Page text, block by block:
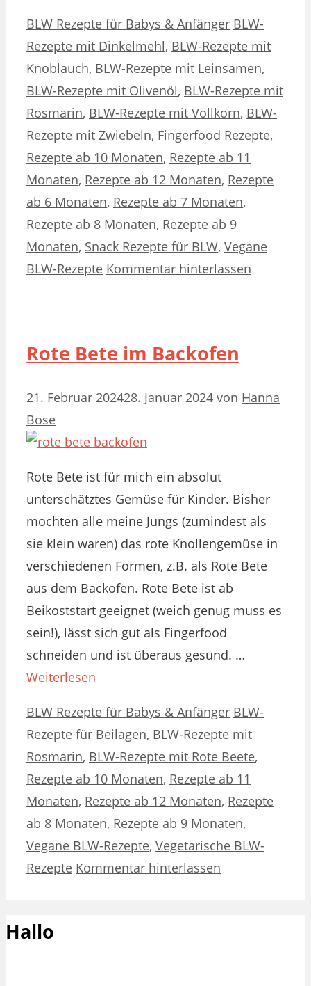
Kategorien
BLW Rezepte für Babys & Anfänger Schlagwörter
BLW-
Rezepte mit Dinkelmehl, BLW-Rezepte mit
Knoblauch, BLW-Rezepte mit Leinsamen,
BLW-Rezepte mit Olivenöl, BLW-Rezepte mit
Rosmarin, BLW-Rezepte mit Vollkorn, BLW-
Rezepte mit Zwiebeln, Fingerfood Rezepte,
Rezepte ab 10 Monaten, Rezepte ab 11
Monaten, Rezepte ab 12 Monaten, Rezepte
ab 6 Monaten, Rezepte ab 7 Monaten,
Rezepte ab 8 Monaten, Rezepte ab 9
Monaten, Snack Rezepte für BLW, Vegane
BLW-Rezepte Kommentar hinterlassen
Rote Bete im Backofen
21. Februar 202428. Januar 2024 von Hanna
Bose
Rote Bete ist für mich ein absolut
unterschätztes Gemüse für Kinder. Bisher
mochten alle meine Jungs (zumindest als
sie klein waren) das rote Knollengemüse in
verschiedenen Formen, z.B. als Rote Bete
aus dem Backofen. Rote Bete ist ab
Beikoststart geeignet (weich genug muss es
sein!), lässt sich gut als Fingerfood
schneiden und ist überaus gesund. …
Weiterlesen
Kategorien
BLW Rezepte für Babys & Anfänger Schlagwörter
BLW-
Rezepte für Beilagen, BLW-Rezepte mit
Rosmarin, BLW-Rezepte mit Rote Beete,
Rezepte ab 10 Monaten, Rezepte ab 11
Monaten, Rezepte ab 12 Monaten, Rezepte
ab 8 Monaten, Rezepte ab 9 Monaten,
Vegane BLW-Rezepte, Vegetarische BLW-
Rezepte Kommentar hinterlassen
Hallo